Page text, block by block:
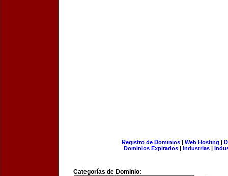
Registro de Dominios| Web Hosting |
Dominios Expirados | Industrias |
Categorías de Dominio: